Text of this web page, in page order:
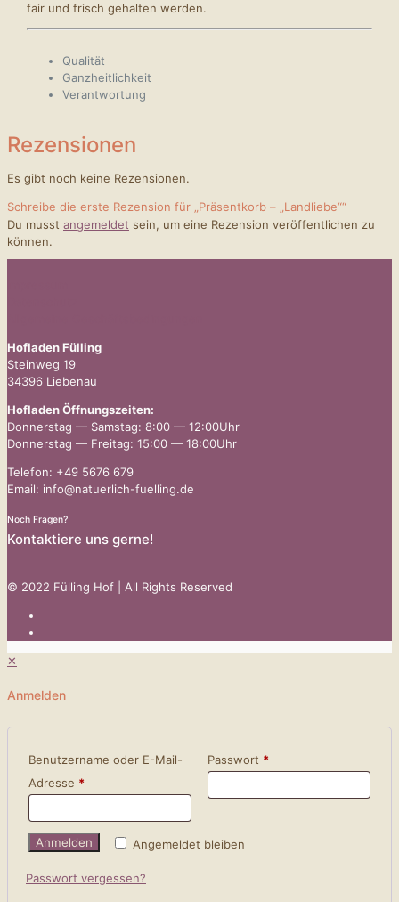
fair und frisch gehalten werden.
Qualität
Ganzheitlichkeit
Verantwortung
Rezensionen
Es gibt noch keine Rezensionen.
Schreibe die erste Rezension für „Präsentkorb – „Landliebe““
Du musst angemeldet sein, um eine Rezension veröffentlichen zu
können.
Hofladen Fülling
Steinweg 19
34396 Liebenau
Hofladen Öffnungszeiten:
Donnerstag — Samstag: 8:00 — 12:00Uhr
Donnerstag — Freitag: 15:00 — 18:00Uhr
Telefon: +49 5676 679
Email: info@natuerlich-fuelling.de
Noch Fragen?
Kontaktiere uns gerne!
© 2022 Fülling Hof | All Rights Reserved
✕
Anmelden
Benutzername oder E-Mail-
Adresse *
Passwort *
Angemeldet bleiben
Anmelden
Passwort vergessen?